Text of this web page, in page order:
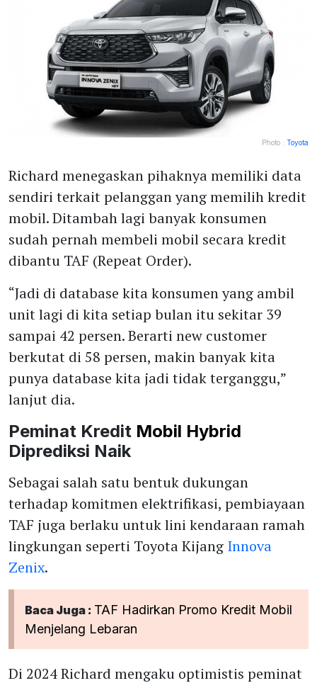
Photo : Toyota
Richard menegaskan pihaknya memiliki data
sendiri terkait pelanggan yang memilih kredit
mobil. Ditambah lagi banyak konsumen
sudah pernah membeli mobil secara kredit
dibantu TAF (Repeat Order).
“Jadi di database kita konsumen yang ambil
unit lagi di kita setiap bulan itu sekitar 39
sampai 42 persen. Berarti new customer
berkutat di 58 persen, makin banyak kita
punya database kita jadi tidak terganggu,”
lanjut dia.
Peminat Kredit Mobil Hybrid
Diprediksi Naik
Sebagai salah satu bentuk dukungan
terhadap komitmen elektrifikasi, pembiayaan
TAF juga berlaku untuk lini kendaraan ramah
lingkungan seperti Toyota Kijang Innova
Zenix.
Baca Juga : TAF Hadirkan Promo Kredit Mobil
Menjelang Lebaran
Di 2024 Richard mengaku optimistis peminat